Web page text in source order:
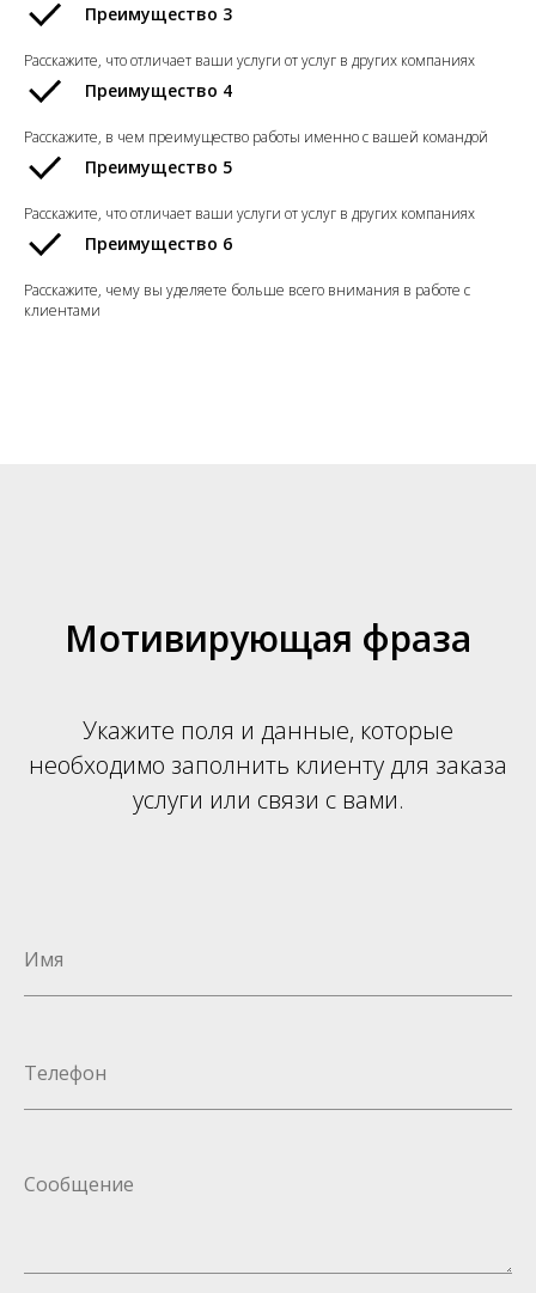
Преимущество 3
Расскажите, что отличает ваши услуги от услуг в других компаниях
Преимущество 4
Расскажите, в чем преимущество работы именно с вашей командой
Преимущество 5
Расскажите, что отличает ваши услуги от услуг в других компаниях
Преимущество 6
Расскажите, чему вы уделяете больше всего внимания в работе с
клиентами
Мотивирующая фраза
Укажите поля и данные, которые
необходимо заполнить клиенту для заказа
услуги или связи с вами.